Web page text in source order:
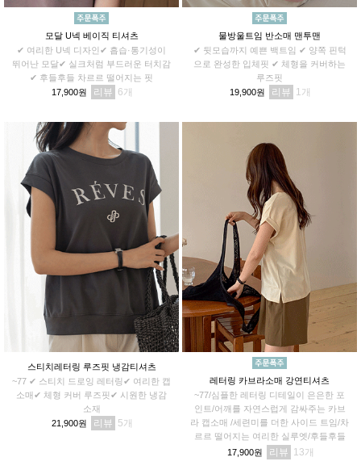
모달 U넥 베이직 티셔츠
✔ 여리한 U넥 디자인✔ 흡습·통기성이
뛰어난 모달✔ 실크처럼 부드러운 터치감
✔ 후들후들 차르르 떨어지는 핏
17,900원
리뷰 6
물방울트임 반소매 맨투맨
✔ 뒷모습까지 예쁜 백트임 ✔ 양쪽 핀턱
으로 완성한 입체핏 ✔ 체형을 커버하는
루즈핏
19,900원
리뷰 1
스티치레터링 루즈핏 냉감티셔츠
~77 ✔ 스티치 드로잉 레터링✔ 여리한 캡
소매✔ 체형 커버 루즈핏✔ 시원한 냉감
소재
21,900원
리뷰 5
레터링 카브라소매 강연티셔츠
~77/심플한 레터링 디테일이 은은한 포
인트/어깨를 자연스럽게 감싸주는 카브
라 캡소매 /세련미를 더한 사이드 트임/차
르르 떨어지는 여리한 실루엣/후들후들
가볍게 흐르는 강연 소재
17,900원 리뷰 13